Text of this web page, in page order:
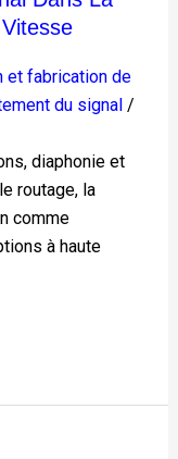
et fabrication de
du signal /
diaphonie et
routage, la
comme
à haute